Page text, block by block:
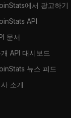
에서 광고하기
API
문서
API 대시보드
뉴스 피드
소개